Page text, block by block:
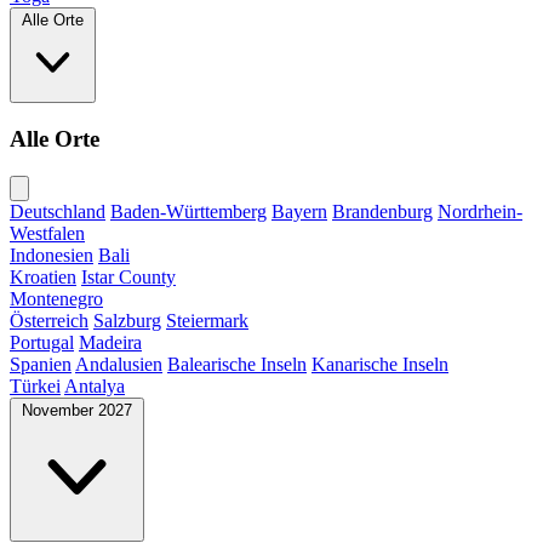
Alle Orte
Alle Orte
Deutschland Baden-Württemberg Bayern Brandenburg Nordrhein-
Westfalen
Indonesien Bali
Kroatien Istar County
Montenegro
Österreich Salzburg Steiermark
Portugal Madeira
Spanien Andalusien Balearische Inseln Kanarische Inseln
Türkei Antalya
November 2027